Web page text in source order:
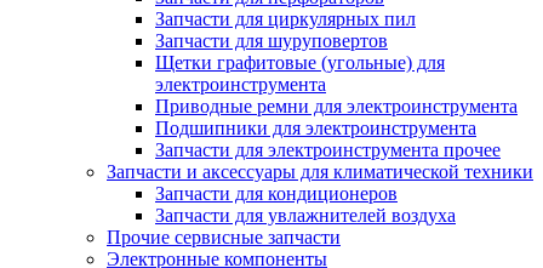
Запчасти для циркулярных пил
Запчасти для шуруповертов
Щетки графитовые (угольные) для
электроинструмента
Приводные ремни для электроинструмента
Подшипники для электроинструмента
Запчасти для электроинструмента прочее
Запчасти и аксессуары для климатической техники
Запчасти для кондиционеров
Запчасти для увлажнителей воздуха
Прочие сервисные запчасти
Электронные компоненты